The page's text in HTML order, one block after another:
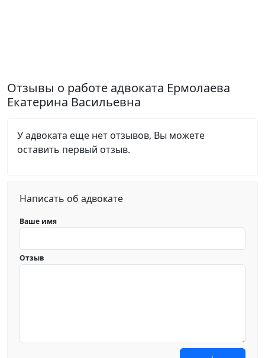
Отзывы о работе адвоката Ермолаева
Екатерина Васильевна
У адвоката еще нет отзывов, Вы можете
оставить первый отзыв.
Написать об адвокате
Ваше имя
Отзыв